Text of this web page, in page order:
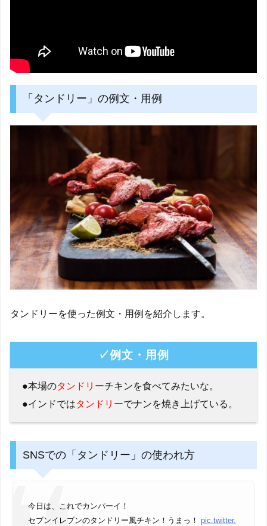
「タンドリー」の例文・用例
タンドリーを使った例文・用例を紹介します。
✓例文・用例
●本場のタンドリーチキンを食べてみたいな。
●インドではタンドリーでナンを焼き上げている。
SNSでの「タンドリー」の使われ方
今日は、これでカンパーイ！
セブンイレブンのタンドリー風チキン！うまっ！ pic.twitter.